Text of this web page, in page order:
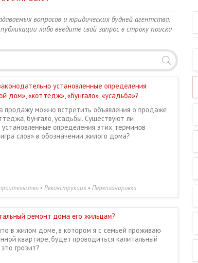
вопросов и юридических будней агентства.
либо введите свой запрос в строку поиска
установленные определения
дом», «коттедж», «бунгало», «усадьба»?
продажу можно встретить объявления о продаже
бунгало, усадьбы. Существуют ли
определения этих терминов
слов» в обозначении жилого дома?
• Реконструкция • Перепланировка
ремонт дома его жильцам?
в жилом доме, в котором я с семьей проживаю
квартире, будет проводиться капитальный
грозит?